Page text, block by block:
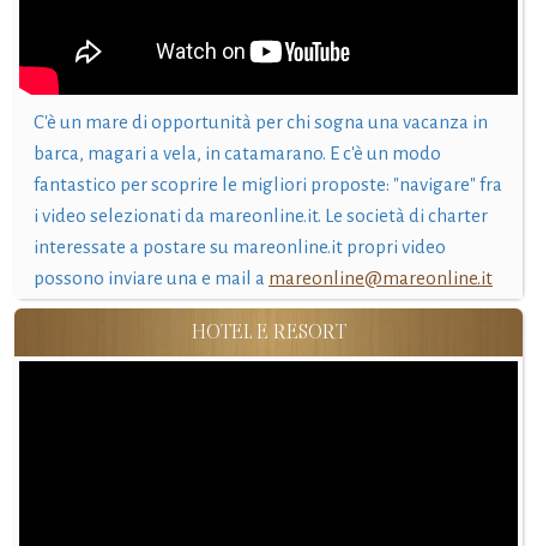
C'è un mare di opportunità per chi sogna una vacanza in
barca, magari a vela, in catamarano. E c'è un modo
fantastico per scoprire le migliori proposte: "navigare" fra
i video selezionati da mareonline.it. Le società di charter
interessate a postare su mareonline.it propri video
possono inviare una e mail a mareonline@mareonline.it
HOTEL E RESORT